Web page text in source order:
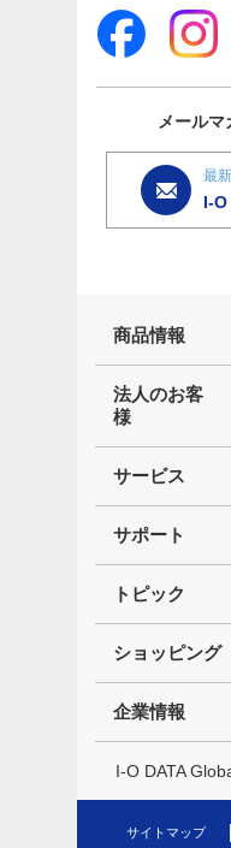
メールマ
最
I-O
商品情報
法人のお客
様
サービス
サポート
トピック
ショッピング
企業情報
I-O DATA
サイトマップ